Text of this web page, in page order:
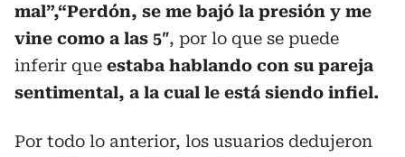
mal”,“Perdón, se me bajó la presión y me
vine como a las 5″, por lo que se puede
inferir que estaba hablando con su pareja
sentimental, a la cual le está siendo infiel.
Por todo lo anterior, los usuarios dedujeron